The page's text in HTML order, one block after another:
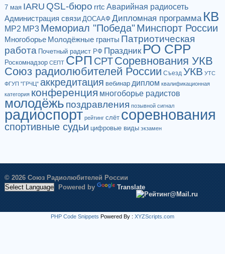
7 мая IARU QSL-бюро rrtc Аварийная радиосеть
Администрация связи ДОСААФ Дипломная программа КВ
МР2 МР3 Мемориал "Победа"Минспорт России
Многоборье Молодёжные гранты Патриотическая
работа Почетный радист РФ Праздник РО СРР
Роскомнадзор СЕПТ СРП СРТСоревнования УКВ
Союз радиолюбителей России Съезд УКВ УТС
ФГУП "ГРЧЦ" аккредитация вебинар диплом квалификационная
категория конференция многоборье радистов
молодёжь поздравления позывной сигнал
радиоспорт рейтинг слёт соревнования
спортивные судьи цифровые виды экзамен
© 2026 Союз Радиолюбителей России
Powered by
Translate
PHP Code Snippets Powered By : XYZScripts.com